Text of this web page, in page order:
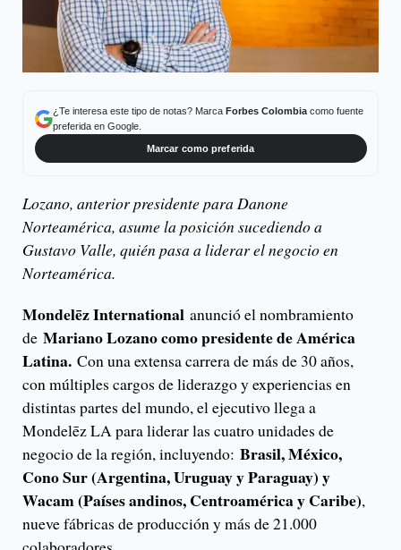
¿Te interesa este tipo de notas? Marca Forbes Colombiacomo fuente
preferida en Google.
Marcar como preferida
Lozano, anterior presidente para Danone
Norteamérica, asume la posición sucediendo a
Gustavo Valle, quién pasa a liderar el negocio en
Norteamérica.
Mondelēz International anunció el nombramiento
de Mariano Lozano como presidente de América
Latina. Con una extensa carrera de más de 30 años,
con múltiples cargos de liderazgo y experiencias en
distintas partes del mundo, el ejecutivo llega a
Mondelēz LA para liderar las cuatro unidades de
negocio de la región, incluyendo: Brasil, México,
Cono Sur (Argentina, Uruguay y Paraguay) y
Wacam (Países andinos, Centroamérica y Caribe),
nueve fábricas de producción y más de 21.000